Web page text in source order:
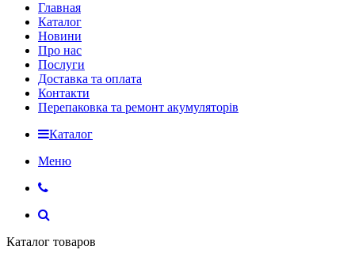
Главная
Каталог
Новини
Про нас
Послуги
Доставка та оплата
Контакти
Перепаковка та ремонт акумуляторів
Каталог
Меню
Каталог товаров